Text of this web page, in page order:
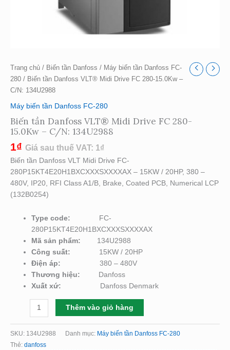
Trang chủ / Biến tần Danfoss / Máy biến tần Danfoss FC-
280 / Biến tần Danfoss VLT® Midi Drive FC 280-15.0Kw –
C/N: 134U2988
Máy biến tần Danfoss FC-280
Biến tần Danfoss VLT® Midi Drive FC 280-
15.0Kw – C/N: 134U2988
1₫ Giá sau thuế VAT: 1₫
Biến tần Danfoss VLT Midi Drive FC-
280P15KT4E20H1BXCXXXSXXXXAX – 15KW / 20HP, 380 –
480V, IP20, RFI Class A1/B, Brake, Coated PCB, Numerical LCP
(132B0254)
Type code:
FC-
280P15KT4E20H1BXCXXXSXXXXAX
Mã sản phẩm: 134U2988
Công suất: 15KW / 20HP
Điện áp:380 – 480V
Thương hiệu:
Danfoss
Xuất xứ:
Danfoss Denmark
Thêm vào giỏ hàng
SKU: 134U2988 Danh mục: Máy biến tần Danfoss FC-280
Thẻ: danfoss